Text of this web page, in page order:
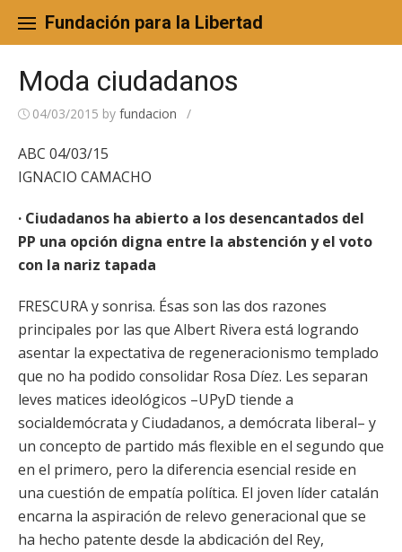
content
Fundación para la Libertad
Moda ciudadanos
04/03/2015 by fundacion /
ABC 04/03/15
IGNACIO CAMACHO
· Ciudadanos ha abierto a los desencantados del
PP una opción digna entre la abstención y el voto
con la nariz tapada
FRESCURA y sonrisa. Ésas son las dos razones
principales por las que Albert Rivera está logrando
asentar la expectativa de regeneracionismo templado
que no ha podido consolidar Rosa Díez. Les separan
leves matices ideológicos –UPyD tiende a
socialdemócrata y Ciudadanos, a demócrata liberal– y
un concepto de partido más flexible en el segundo que
en el primero, pero la diferencia esencial reside en
una cuestión de empatía política. El joven líder catalán
encarna la aspiración de relevo generacional que se
ha hecho patente desde la abdicación del Rey,